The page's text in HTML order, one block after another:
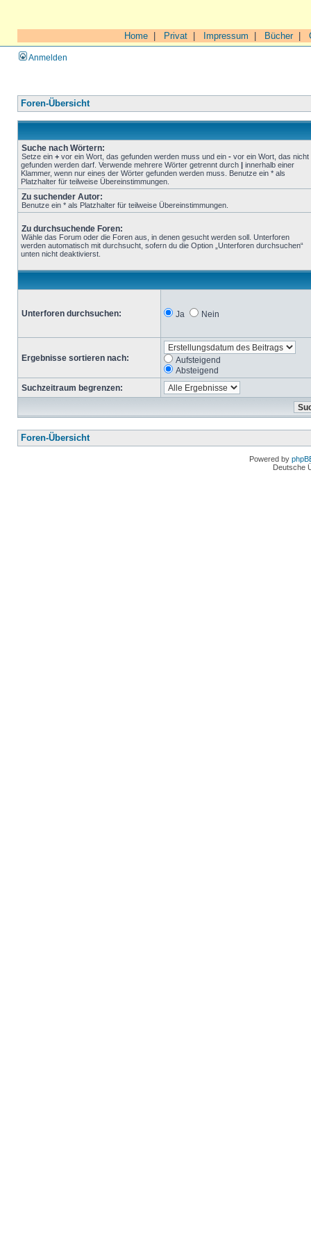
Home Privat Impressum Bücher|
Anmelden
Foren-Übersicht
Suche nach Wörtern:
Setze ein + vor ein Wort, das gefunden werden muss und ein - vor ein Wort, das nicht
gefunden werden darf. Verwende mehrere Wörter getrennt durch | innerhalb einer
Klammer, wenn nur eines der Wörter gefunden werden muss. Benutze ein * als
Platzhalter für teilweise Übereinstimmungen.
Zu suchender Autor:
Benutze ein * als Platzhalter für teilweise Übereinstimmungen.
Zu durchsuchende Foren:
Wähle das Forum oder die Foren aus, in denen gesucht werden soll. Unterforen
werden automatisch mit durchsucht, sofern du die Option „Unterforen durchsuchen“
unten nicht deaktivierst.
Unterforen durchsuchen: Ja Nein
Ergebnisse sortieren nach:
Aufsteigend
Absteigend
Suchzeitraum begrenzen:
Foren-Übersicht
Powered by
Deutsche